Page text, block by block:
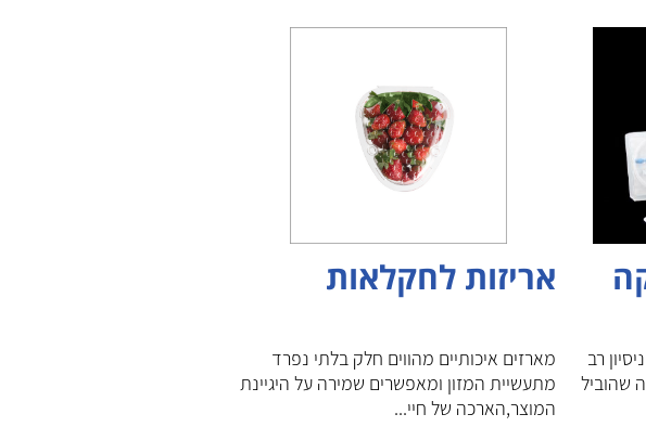
רב
שהוביל
אריזות לחקלאות
מארזים איכותיים מהווים חלק בלתי נפרד
מתעשיית המזון ומאפשרים שמירה על היגיינת
המוצר,הארכה של חיי...